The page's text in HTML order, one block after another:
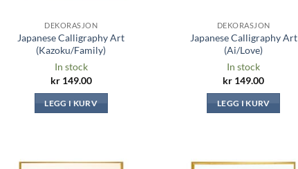
DEKORASJON
Japanese Calligraphy Art
(Kazoku/Family)
In stock
kr149.00
LEGG I KURV
DEKORASJON
Japanese Calligraphy Art
(Ai/Love)
In stock
kr 149.00
LEGG I KURV